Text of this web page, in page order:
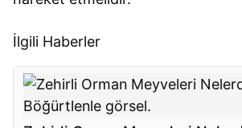
İlgili Haberler